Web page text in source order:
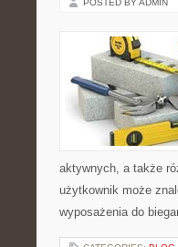
POSTED BY ADMIN
aktywnych, a także
użytkownik może
wyposażenia do